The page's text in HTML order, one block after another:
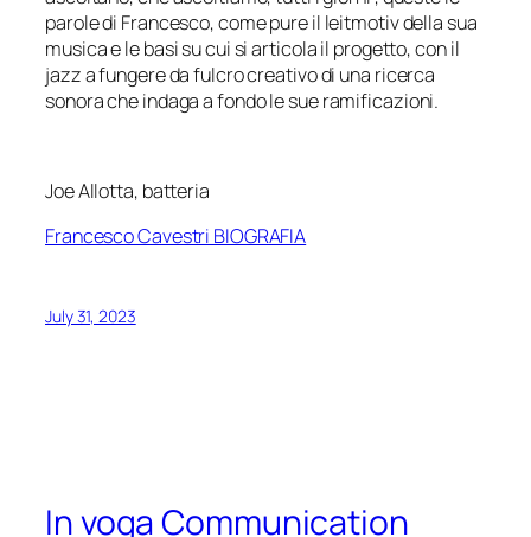
parole di Francesco, come pure il leitmotiv della sua
musica e le basi su cui si articola il progetto, con il
jazz a fungere da fulcro creativo di una ricerca
sonora che indaga a fondo le sue ramificazioni.
Joe Allotta, batteria
Francesco Cavestri BIOGRAFIA
July 31, 2023
In voga Communication